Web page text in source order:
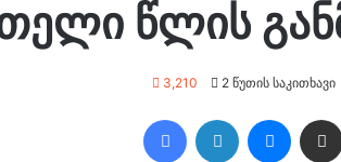
წლის
3,210 2 წუთის საკითხავი
FacebookLinkedIn